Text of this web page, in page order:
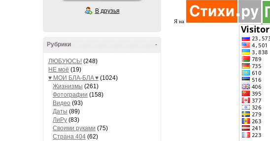
В друзья
-
Рубрики
ЛЮБУЮСЬ! (248)
НЕ моё (19)
♥ МОИ БЛA-БЛA ♥ (1024)
Жизнизмы (261)
Фотографии (158)
Видео (93)
Даты (89)
ЛиРу (83)
Своими руками (75)
Страна 404 (62)
Я на